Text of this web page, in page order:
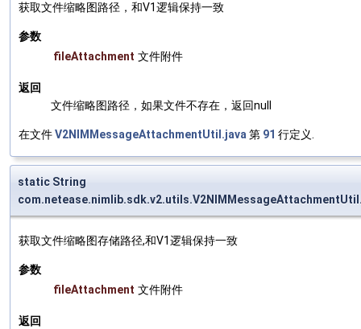
获取文件缩略图路径，和V1逻辑保持一致
参数
fileAttachment 文件附件
返回
文件缩略图路径，如果文件不存在，返回null
在文件V2NIMMessageAttachmentUtil.java第 91 行定义.
static String
获取文件缩略图存储路径,和V1逻辑保持一致
参数
fileAttachment 文件附件
返回